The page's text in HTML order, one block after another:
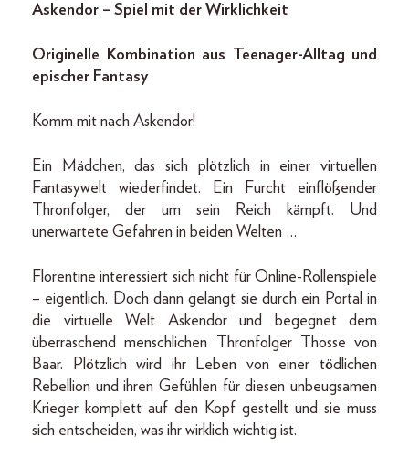
Askendor – Spiel mit der Wirklichkeit
Originelle Kombination aus Teenager-Alltag und
epischer Fantasy
Komm mit nach Askendor!
Ein Mädchen, das sich plötzlich in einer virtuellen
Fantasywelt wiederfindet. Ein Furcht einflößender
Thronfolger, der um sein Reich kämpft. Und
unerwartete Gefahren in beiden Welten …
Florentine interessiert sich nicht für Online-Rollenspiele
– eigentlich. Doch dann gelangt sie durch ein Portal in
die virtuelle Welt Askendor und begegnet dem
überraschend menschlichen Thronfolger Thosse von
Baar. Plötzlich wird ihr Leben von einer tödlichen
Rebellion und ihren Gefühlen für diesen unbeugsamen
Krieger komplett auf den Kopf gestellt und sie muss
sich entscheiden, was ihr wirklich wichtig ist.